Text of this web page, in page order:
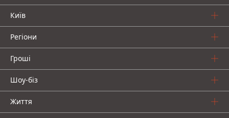
Київ
Регіони
Гроші
Шоу-біз
Життя